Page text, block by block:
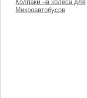
Колпаки на колеса для
Микроавтобусов